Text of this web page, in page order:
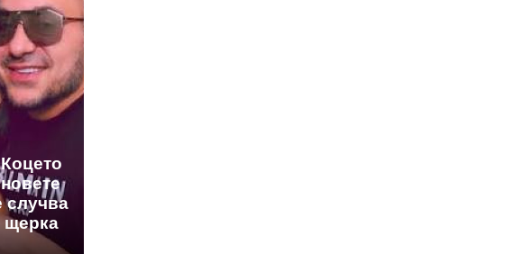
случва
щерка